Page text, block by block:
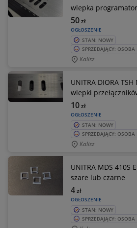
wlepka
OGŁOSZENIE
50zł
STAN: NOWY
SPRZEDAJĄCY:
Kalisz
UNITRA DIORA TSH
wlepki
OGŁOSZENIE
10zł
STAN: NOWY
SPRZEDAJĄCY:
Kalisz
UNITRA MDS 410S
szare lub czarne
OGŁOSZENIE
4zł
STAN: NOWY
SPRZEDAJĄCY: